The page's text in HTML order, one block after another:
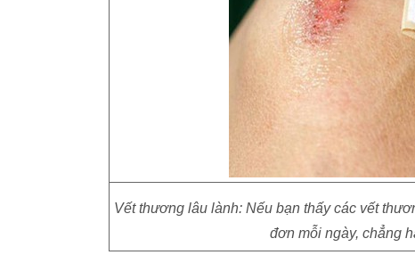
Vết thương lâu lành: Nếu bạn thấy các vết
đơn mỗi ngày, chẳng